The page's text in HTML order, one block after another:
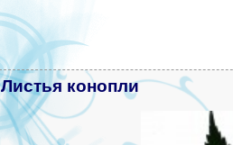
Листья конопли